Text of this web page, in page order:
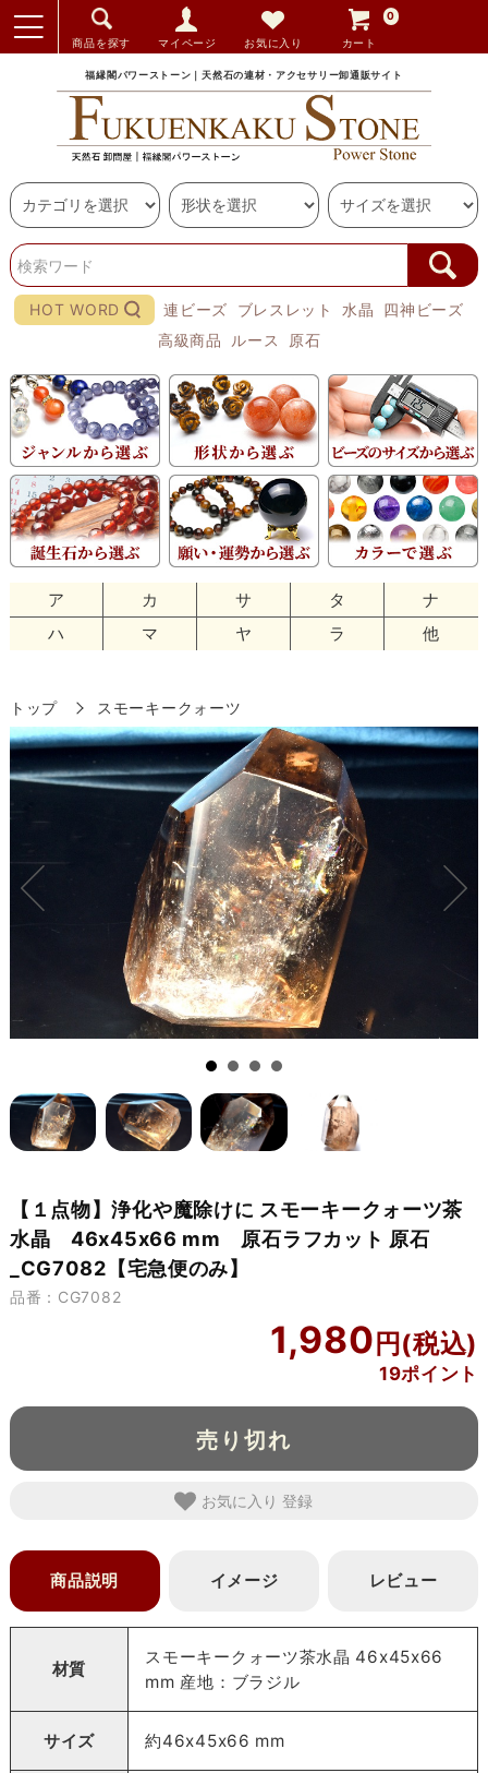
商品を探す マイページ お気に入り カート
0
福縁閣パワーストーン｜天然石の連材・アクセサリー卸通販サイト
HOT WORD 連ビーズ ブレスレット 水晶
四神ビーズ
高級商品
ルース 原石
ア カ サ タ
ナ
ハ
マ ヤ ラ 他
トップ スモーキークォーツ
【１点物】浄化や魔除けに スモーキークォーツ茶
水晶 46x45x66 mm 原石ラフカット 原石
_CG7082【宅急便のみ】
品番：CG7082
1,980
19ポイント
売り切れ
お気に入り
商品説明 イメージ レビュー
材質
スモーキークォーツ茶水晶 46x45x66
mm 産地：ブラジル
サイズ 約46x45x66 mm